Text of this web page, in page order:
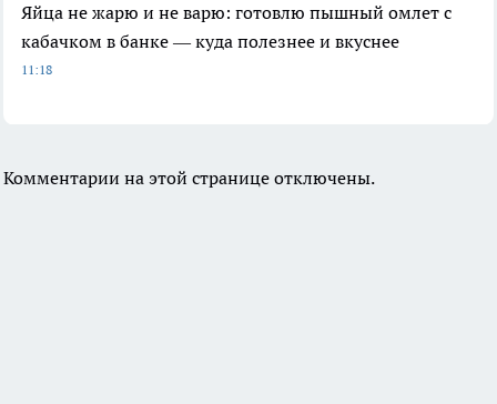
Яйца не жарю и не варю: готовлю пышный омлет с
кабачком в банке — куда полезнее и вкуснее
11:18
Комментарии на этой странице отключены.